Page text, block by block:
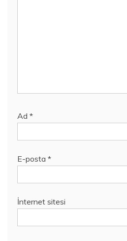
Ad *
E-posta *
İnternet sitesi